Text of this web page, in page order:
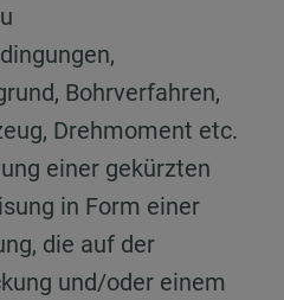
Bohrverfahren,
Drehmoment etc.
einer gekürzten
in Form einer
die auf der
und/oder einem